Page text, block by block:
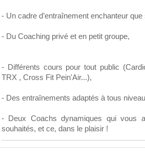
- Un cadre d’entraînement enchanteur
- Du Coaching privé et en petit groupe,
- Différents cours pour tout public
TRX , Cross Fit Pein'Air...),
- Des entraînements adaptés à tous
- Deux Coachs dynamiques qui vous
souhaités, et ce, dans le plaisir !